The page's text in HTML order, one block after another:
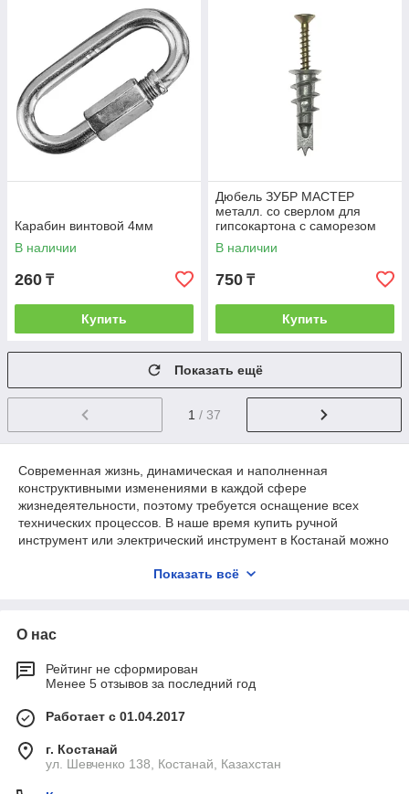
Карабин винтовой 4мм
В наличии
260 ₸
Купить
Дюбель ЗУБР МАСТЕР
металл. со сверлом для
гипсокартона с саморезом
33мм - 3 ШТ.
В наличии
750 ₸
Купить
Показать ещё
1 / 37
Современная жизнь, динамическая и наполненная
конструктивными изменениями в каждой сфере
жизнедеятельности, поэтому требуется оснащение всех
технических процессов. В наше время купить ручной
инструмент или электрический инструмент в Костанай можно
магазина «Shopms.kz».
инвентарь и расходные материалы —
лучшее от «Shopms.kz»
ассортимент специализированного оборудования,
инструменты для ремонта в любом количестве, на выгодных
условиях. В каталоге интернет-магазина можно заказать:
садовый инструмент;
Показать всё
О нас
Рейтинг не сформирован
Менее 5 отзывов за последний год
Работает с 01.04.2017
г. Костанай
ул. Шевченко 138, Костанай, Казахстан